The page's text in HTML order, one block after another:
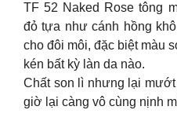
TF 52 Naked Rose tông
đỏ tựa như cánh hồng
cho đôi môi, đặc biệt màu
kén bất kỳ làn da nào.
Chất son lì nhưng lại
giờ lại càng vô cùng nịnh